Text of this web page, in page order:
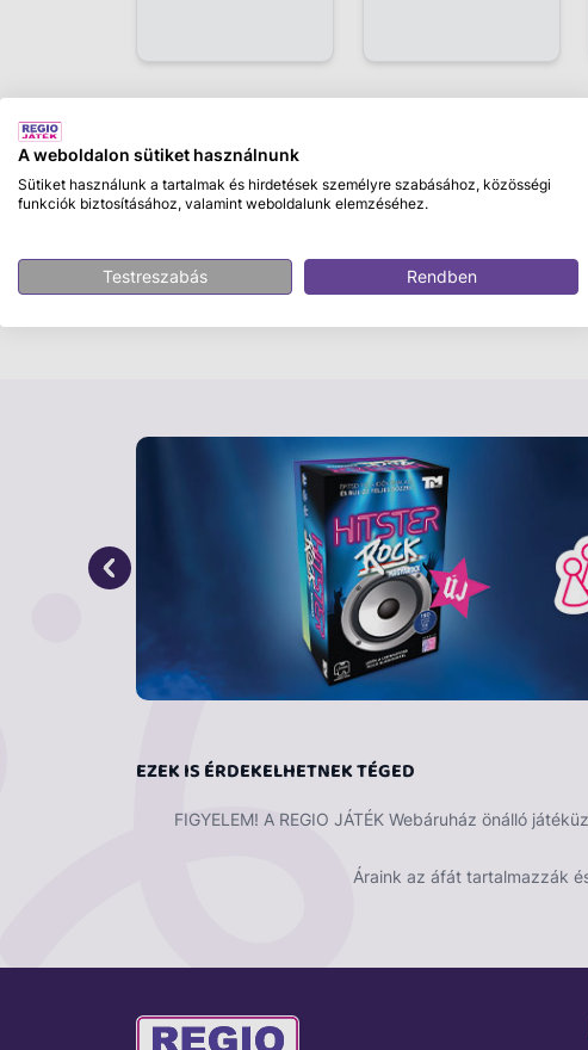
Leírás
Fontos!Ez a termék többféle színben, mintával
, a
véletlenszerűen kerül csomagolásra.A
ezért a kiszállított termék megjelenése eltérhet
EZEK IS ÉRDEKELHETNEK TÉGED
FIGYELEM! A REGIO JÁTÉK Webáruház önálló
Áraink az áfát tartalmazzák
A weboldalon sütiket használnunk
Sütiket használunk a tartalmak és hirdetések személyre szabásához, közösségi
funkciók biztosításához, valamint weboldalunk elemzéséhez.
Testreszabás Rendben